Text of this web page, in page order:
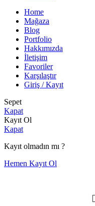
Home
Mağaza
Blog
Portfolio
Hakkımızda
İletişim
Favoriler
Karşılaştır
Giriş / Kayıt
Sepet
Kapat
Kayıt Ol
Kapat
Kayıt olmadın mı ?
Hemen Kayıt Ol